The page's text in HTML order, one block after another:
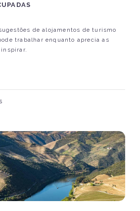
de alojamentos de turismo
trabalhar enquanto aprecia as